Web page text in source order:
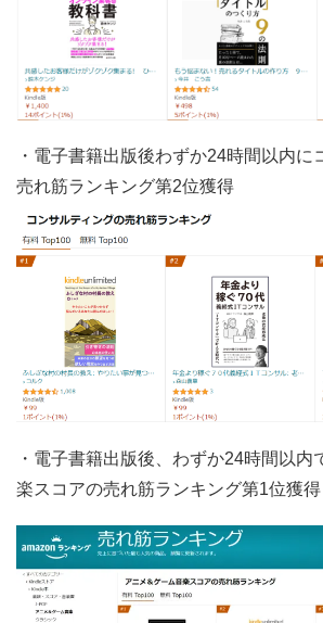
・電子書籍出版後わずか24時間以内に
売れ筋ランキング第2位獲得
・電子書籍出版後、わずか24時間以内
楽スコアの売れ筋ランキング第1位獲得